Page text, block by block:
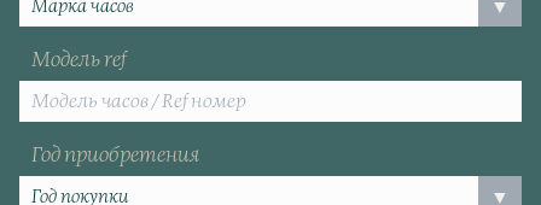
Модель ref
Год приобретения